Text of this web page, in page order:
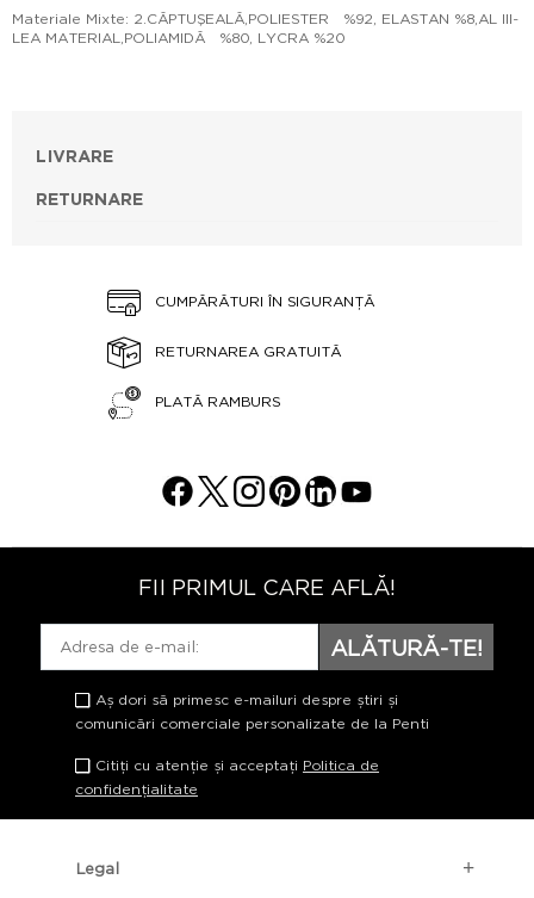
Materiale Mixte: 2.CĂPTUŞEALĂ,POLIESTER %92, ELASTAN %8,AL III-
LEA MATERIAL,POLIAMIDĂ %80, LYCRA %20
LIVRARE
RETURNARE
CUMPĂRĂTURI ÎN SIGURANȚĂ
RETURNAREA GRATUITĂ
PLATĂ RAMBURS
FII PRIMUL CARE AFLĂ!
ALĂTURĂ-TE!
Aș dori să primesc e-mailuri despre știri și
comunicări comerciale personalizate de la Penti
Citiți cu atenție și acceptați Politica de
confidențialitate
Legal